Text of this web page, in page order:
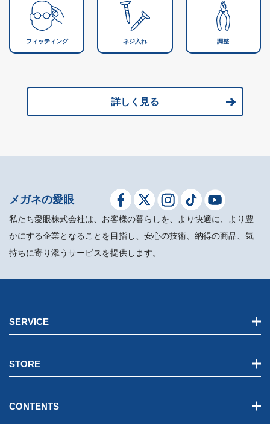
フィッティング ネジ入れ 調整
詳しく見る
メガネの愛眼
私たち愛眼株式会社は、お客様の暮らしを、より快適に、より豊
かにする企業となることを目指し、安心の技術、納得の商品、気
持ちに寄り添うサービスを提供します。
SERVICE
STORE
CONTENTS